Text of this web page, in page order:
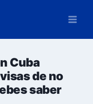
Cuba
de no
saber